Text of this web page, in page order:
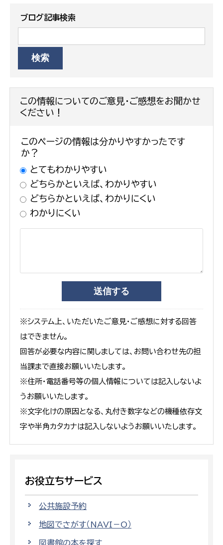
ブログ記事検索
この情報についてのご意見・ご感想をお聞かせ
ください！
このページの情報は分かりやすかったです
か？
とてもわかりやすい
どちらかといえば、わかりやすい
どちらかといえば、わかりにくい
わかりにくい
※システム上、いただいたご意見・ご感想に対する回答
はできません。
回答が必要な内容に関しましては、お問い合わせ先の担
当課まで直接お願いいたします。
※住所・電話番号等の個人情報については記入しないよ
うお願いいたします。
※文字化けの原因となる、丸付き数字などの機種依存文
字や半角カタカナは記入しないようお願いいたします。
お役立ちサービス
公共施設予約
地図でさがす（NAVI－O）
図書館の本を探す